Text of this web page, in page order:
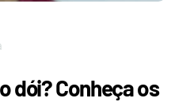
dói? Conheça os